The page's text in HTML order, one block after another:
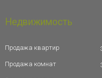
Недвижимость
Продажа квартир
Продажа комнат